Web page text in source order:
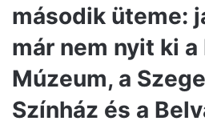
második üteme:
már nem nyit ki a
Múzeum, a
Színház és a